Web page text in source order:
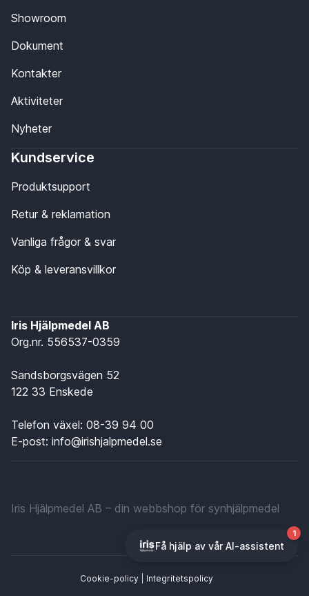
Showroom
Dokument
Kontakter
Aktiviteter
Nyheter
Kundservice
Produktsupport
Retur & reklamation
Vanliga frågor & svar
Köp & leveransvillkor
Iris Hjälpmedel AB
Org.nr. 556537-0359
Sandsborgsvägen 52
122 33 Enskede
Telefon växel: 08-39 94 00
E-post: info@irishjalpmedel.se
Iris Hjälpmedel AB – din webbshop för synhjälpmedel
Cookie-policy Integritetspolicy